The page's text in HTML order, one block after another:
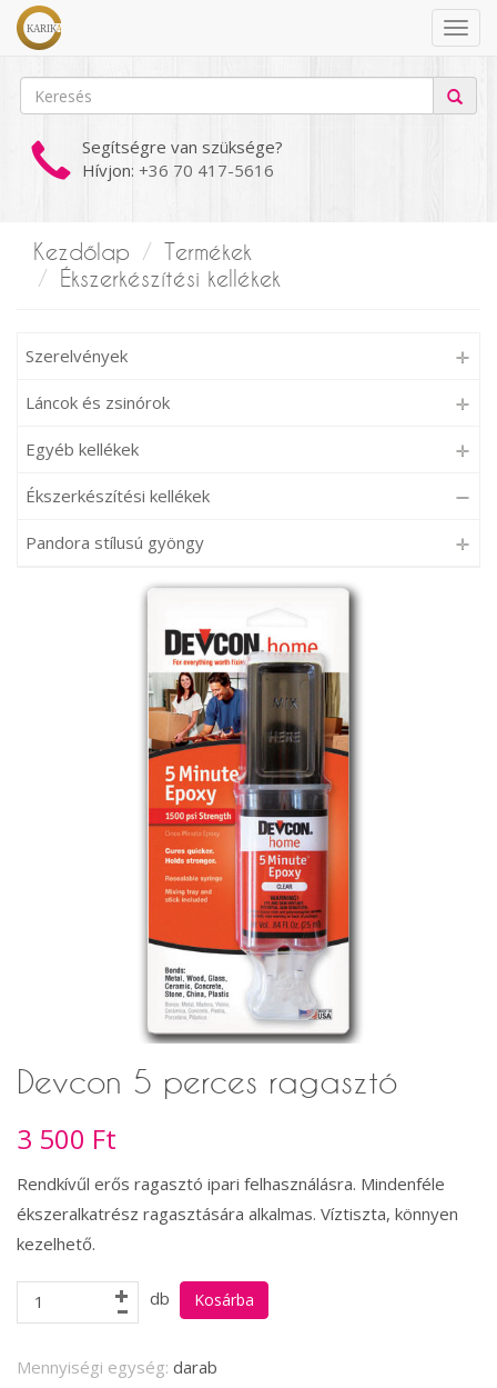
Segítségre van szüksége?
Hívjon: +36 70 417-5616
Kezdőlap
Termékek
Ékszerkészítési kellékek
Szerelvények
Láncok és zsinórok
Egyéb kellékek
Ékszerkészítési kellékek
Pandora stílusú gyöngy
Devcon 5 perces ragasztó
3 500 Ft
Rendkívűl erős ragasztó ipari felhasználásra. Mindenféle
ékszeralkatrész ragasztására alkalmas. Víztiszta, könnyen
kezelhető.
db
Mennyiségi egység: darab